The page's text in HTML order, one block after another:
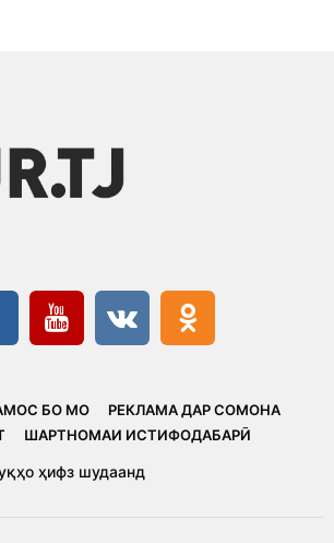
БО МО
РЕКЛАМА ДАР СОМОНА
ШАРТНОМАИ ИСТИФОДАБАРӢ
ҳифз шудаанд